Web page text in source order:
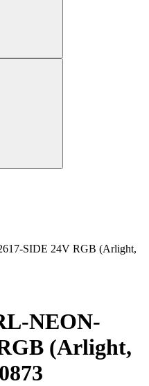
SIDE 24V RGB (Arlight,
NEON-
(Arlight,